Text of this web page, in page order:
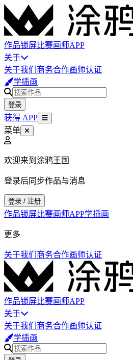
作品锁屏比赛画师APP
关于
关于我们 商务合作画师认证
学插画
登录
获得 APP
菜单
欢迎来到涂鸦王国
登录后同步作品与消息
登录 / 注册
作品锁屏比赛画师APP学插画
更多
关于我们 商务合作画师认证
作品锁屏比赛画师APP
关于
关于我们 商务合作画师认证
学插画